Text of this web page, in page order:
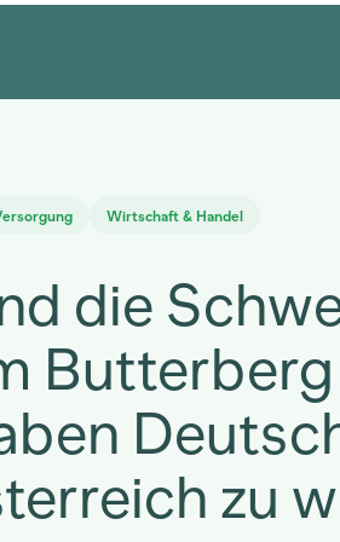
Wirtschaft & Handel
die
Butterberg
zu